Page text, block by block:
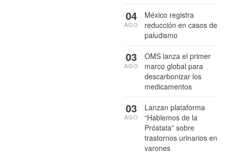
México registra
reducción en casos de
paludismo
04
AGO
OMS lanza el primer
marco global para
descarbonizar los
medicamentos
03
AGO
Lanzan plataforma
“Hablemos de la
Próstata” sobre
trastornos urinarios en
varones
03
AGO